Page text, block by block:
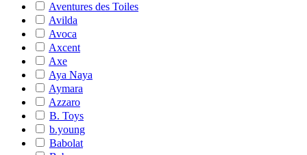
Aventures des Toiles
Avilda
Avoca
Axcent
Axe
Aya Naya
Aymara
Azzaro
B. Toys
b.young
Babolat